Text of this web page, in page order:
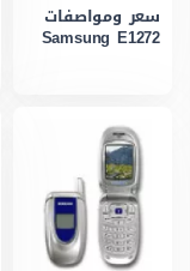
سعر ومواصفات
Samsung E1272